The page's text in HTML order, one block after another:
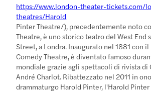
https://www.london-theater-tickets.com/
theatres/Harold
Pinter Theatre/), precedentemente noto
Theatre, è uno storico teatro del West End
Street, a Londra. Inaugurato nel 1881 con
Comedy Theatre, è diventato famoso
mondiale grazie agli spettacoli di rivista di
André Charlot. Ribattezzato nel 2011 in
drammaturgo Harold Pinter, l'Harold Pinter